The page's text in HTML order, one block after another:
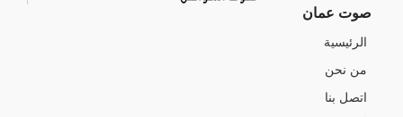
صوت عمان
الرئيسية
من نحن
اتصل بنا